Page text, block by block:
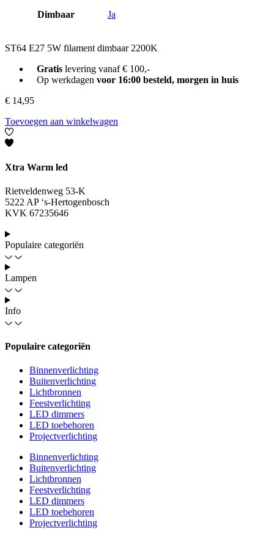
Dimbaar Ja
ST64 E27 5W filament dimbaar 2200K
Gratislevering vanaf € 100,-
Op werkdagen voor 16:00 besteld, morgen in huis
€ 14,95
Toevoegen aan winkelwagen
Xtra Warm led
Rietveldenweg 53-K
5222 AP ‘s-Hertogenbosch
KVK 67235646
Populaire categoriën
Lampen
Info
Populaire categoriën
Binnenverlichting
Buitenverlichting
Lichtbronnen
Feestverlichting
LED dimmers
LED toebehoren
Projectverlichting
Binnenverlichting
Buitenverlichting
Lichtbronnen
Feestverlichting
LED dimmers
LED toebehoren
Projectverlichting